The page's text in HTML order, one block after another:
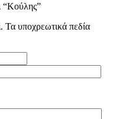
“Κούλης”
Τα υποχρεωτικά πεδία